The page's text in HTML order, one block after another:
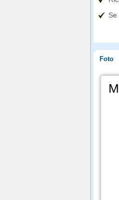
Se
Foto